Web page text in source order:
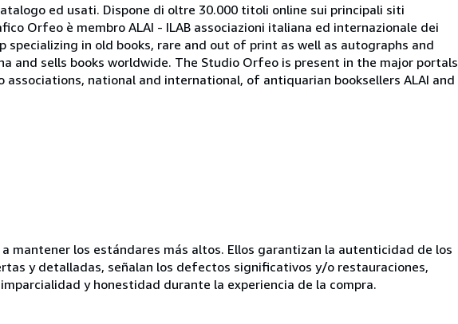
ed usati. Dispone di oltre 30.000 titoli online sui principali siti
Orfeo è membro ALAI - ILAB associazioni italiana ed internazionale dei
in old books, rare and out of print as well as autographs and
and sells books worldwide. The Studio Orfeo is present in the major portals
national and international, of antiquarian booksellers ALAI and
mantener los estándares más altos. Ellos garantizan la autenticidad de los
y detalladas, señalan los defectos significativos y/o restauraciones,
y honestidad durante la experiencia de la compra.